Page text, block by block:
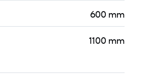
600 mm
1100 mm